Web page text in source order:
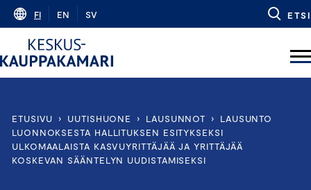
Skip
content
FI EN SV ETSI
ETUSIVU › UUTISHUONE › LAUSUNNOT ›
LAUSUNTO
LUONNOKSESTA HALLITUKSEN ESITYKSEKSI
ULKOMAALAISTA KASVUYRITTÄJÄÄ JA YRITTÄJÄÄ
KOSKEVAN SÄÄNTELYN UUDISTAMISEKSI